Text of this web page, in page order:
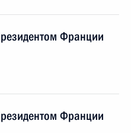
Франции
Франции